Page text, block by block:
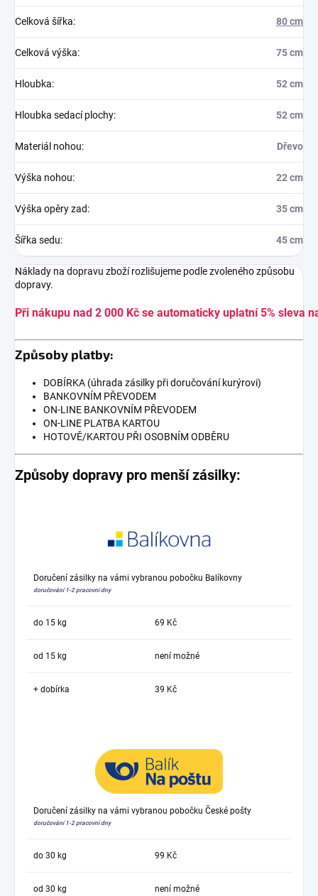
Celková šířka: 80 cm
Celková výška: 75 cm
Hloubka: 52 cm
Hloubka sedací plochy: 52 cm
Materiál nohou: Dřevo
Výška nohou: 22 cm
Výška opěry zad: 35 cm
Šířka sedu: 45 cm
Náklady na dopravu zboží rozlišujeme podle zvoleného způsobu
dopravy.
Při nákupu nad 2 000 Kč se automaticky uplatní 5% sleva
Způsoby platby:
DOBÍRKA (úhrada zásilky při doručování kurýrovi)
BANKOVNÍM PŘEVODEM
ON-LINE BANKOVNÍM PŘEVODEM
ON-LINE PLATBA KARTOU
HOTOVĚ/KARTOU PŘI OSOBNÍM ODBĚRU
Způsoby dopravy pro menší zásilky:
Doručení zásilky na vámi vybranou pobočku Balíkovny
doručování 1-2 pracovní dny
do 15 kg 69 Kč
od 15 kg není možné
+ dobírka 39 Kč
Doručení zásilky na vámi vybranou pobočku České pošty
doručování 1-2 pracovní dny
do 30 kg 99 Kč
od 30 kg není možné